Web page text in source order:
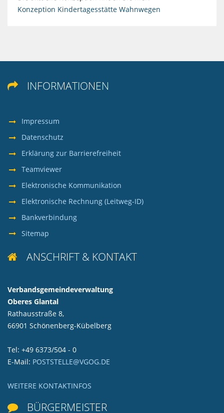
Konzeption Kindertagesstätte Wahnwegen
 INFORMATIONEN
Impressum
Datenschutz
Erklärung zur Barrierefreiheit
Teamviewer
Elektronische Kommunikation
Elektronische Rechnung (Leitweg-ID)
Bankverbindung
Sitemap
 ANSCHRIFT & KONTAKT
Verbandsgemeindeverwaltung
Oberes Glantal
Rathausstraße 8,
66901 Schönenberg-Kübelberg
Tel: +49 6373/504 - 0
E-Mail: POSTSTELLE@VGOG.DE
WEITERE KONTAKTINFOS
 BÜRGERMEISTER